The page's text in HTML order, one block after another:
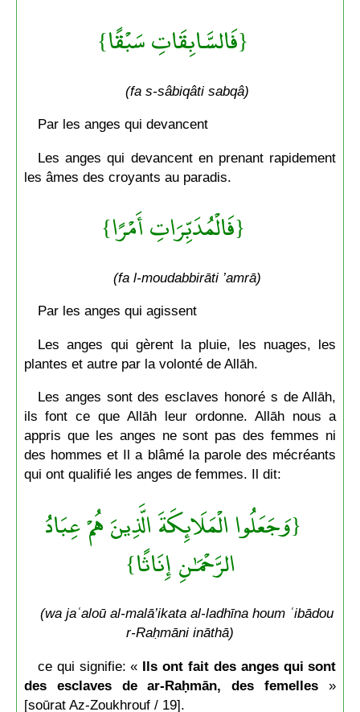
{فَالسَّابِقَاتِ سَبْقًا}
(fa s-sâbiqâti sabqâ)
Par les anges qui devancent
Les anges qui devancent en prenant rapidement
les âmes des croyants au paradis.
{فَالْمُدَبِّرَاتِ أَمْرًا}
(fa l-moudabbirāti ’amrā)
Par les anges qui agissent
Les anges qui gèrent la pluie, les nuages, les
plantes et autre par la volonté de Allāh.
Les anges sont des esclaves honoré s de Allāh,
ils font ce que Allāh leur ordonne. Allāh nous a
appris que les anges ne sont pas des femmes ni
des hommes et Il a blâmé la parole des mécréants
qui ont qualifié les anges de femmes. Il dit:
{وَجَعَلُوا الْمَلَائِكَةَ الَّذِينَ هُمْ عِبَادُ
الرَّحْمَـٰنِ إِنَاثًا}
(wa jaʿaloū al-malā’ikata al-ladhīna houm ʿibādou
r-Raḥmāni ināthā)
ce qui signifie: « Ils ont fait des anges qui sont
des esclaves de ar-Raḥmān, des femelles»
[soūrat Az-Zoukhrouf / 19].